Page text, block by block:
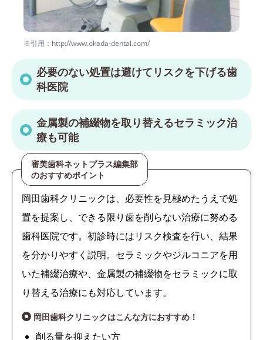
※引用：http://www.okada-dental.com/
必要のない処置は避けてリスクを下げる歯
科医院
金属製の補綴物を取り替えるセラミック治
療も可能
審美歯科ネットプラス編集部
のおすすめポイント
岡田歯科クリニックは、必要性を見極めたうえで処
置を提案し、できる限り歯を削らない治療に努める
歯科医院です。初診時にはリスク検査を行い、結果
を分かりやすく説明。セラミックやジルコニアを用
いた補綴治療や、金属製の補綴物をセラミックに取
り替える治療にも対応しています。
岡田歯科クリニックはこんな方におすすめ！
削る量を抑えたい方